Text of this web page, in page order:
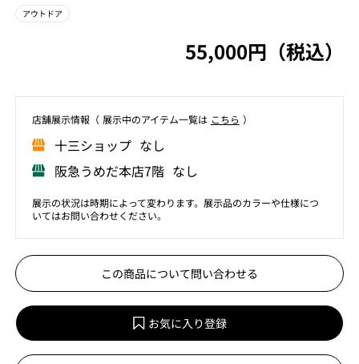
アウトドア
55,000円（税込）
店舗展⽰情報（ 展⽰中のアイテム⼀覧は こちら ）
⼗三ショップ なし
阪急うめだ本店7階 なし
展示の状況は時期によって変わります。展示品のカラーや仕様につ
いてはお問い合わせください。
この商品について問い合わせる
お気に入り登録